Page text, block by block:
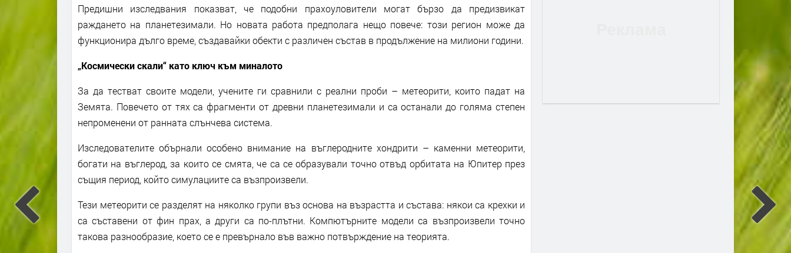
Предишни изследвания показват, че подобни прахоуловители могат бързо да предизвикат
раждането на планетезимали. Но новата работа предполага нещо повече: този регион може да
функционира дълго време, създавайки обекти с различен състав в продължение на милиони години.
„Космически скали“ като ключ към миналото
За да тестват своите модели, учените ги сравнили с реални проби – метеорити, които падат на
Земята. Повечето от тях са фрагменти от древни планетезимали и са останали до голяма степен
непроменени от ранната слънчева система.
Изследователите обърнали особено внимание на въглеродните хондрити – каменни метеорити,
богати на въглерод, за които се смята, че са се образували точно отвъд орбитата на Юпитер през
същия период, който симулациите са възпроизвели.
Тези метеорити се разделят на няколко групи въз основа на възрастта и състава: някои са крехки и
са съставени от фин прах, а други са по-плътни. Компютърните модели са възпроизвели точно
такова разнообразие, което се е превърнало във важно потвърждение на теорията.